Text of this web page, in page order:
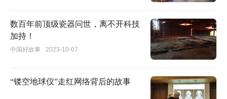
数百年前顶级瓷器问世，离不开科技
加持！
中国好故事 2023-10-07
“镂空地球仪”走红网络背后的故事